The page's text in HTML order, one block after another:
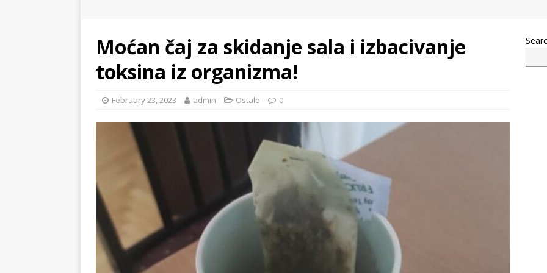
Moćan čaj za skidanje sala i izbacivanje
toksina iz organizma!
February 23, 2023 admin Ostalo 0